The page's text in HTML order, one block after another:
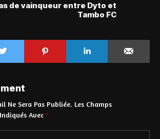
de vainqueur entre Dyto et
Tambo FC
Ne Sera Pas Publiée. Les Champs
Avec *